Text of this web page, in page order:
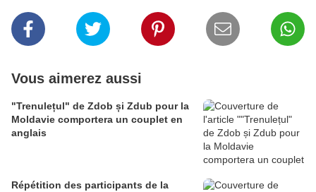
Vous aimerez aussi
"Trenulețul" de Zdob și Zdub pour la
Moldavie comportera un couplet en
anglais
Répétition des participants de la